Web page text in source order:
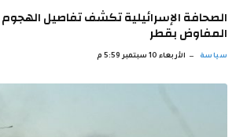
الصحافة الإسرائيلية تكشف تفاصيل
المفاوض بقطر
سياسة الأربعاء 10 سبتمبر 5:59 م